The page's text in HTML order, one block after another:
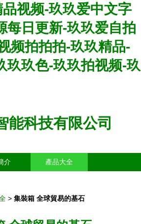
视频-玖玖爱中文字
每日更新-玖玖爱自拍
频拍拍拍-玖玖精品-
玖玖色-玖玖拍视频-玖
能科技有限公司
介 產品大全
> 集裝箱 全球貿易的基石